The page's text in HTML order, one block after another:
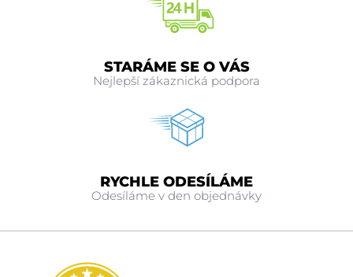
STARÁME SE O VÁS
Nejlepší zákaznická podpora
RYCHLE ODESÍLÁME
Odesíláme v den objednávky